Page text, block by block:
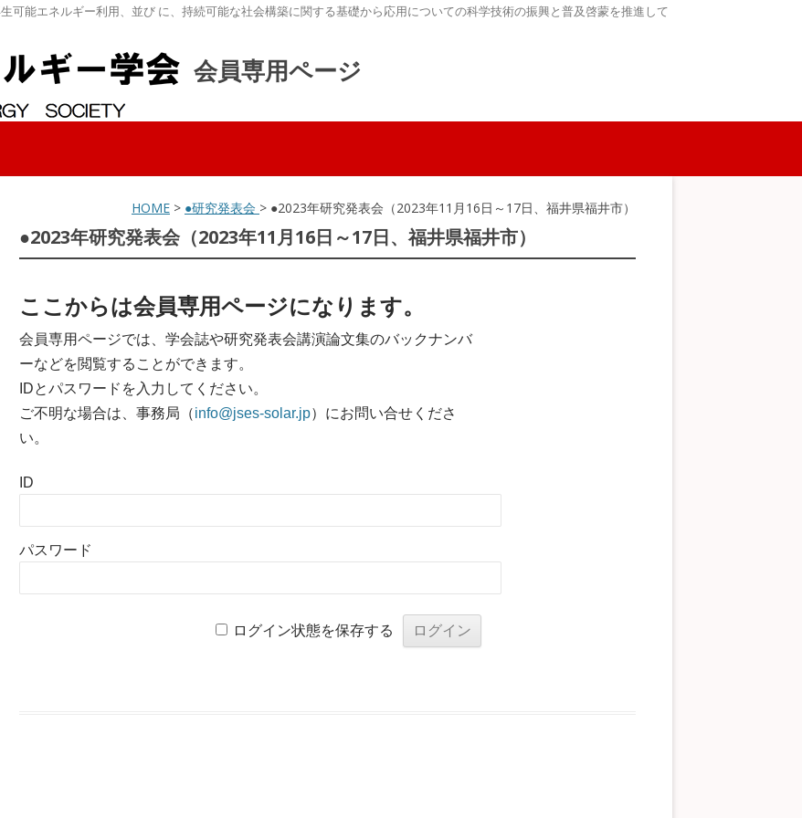
可能エネルギー利用、並び に、持続可能な社会構築に関する基礎から応用についての科学技術の振興と普及啓蒙を推進して
会員専用ページ
HOME > ●研究発表会 > ●2023年研究発表会（2023年11月16日～17日、福井県福井市）
●2023年研究発表会（2023年11月16日～17日、福井県福井市）
ここからは会員専用ページになります。
会員専用ページでは、学会誌や研究発表会講演論文集のバックナンバ
ーなどを閲覧することができます。
IDとパスワードを入力してください。
ご不明な場合は、事務局（info@jses-solar.jp）にお問い合せくださ
い。
ID
パスワード
ログイン状態を保存する